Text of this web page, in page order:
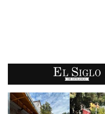
EL SIGLO